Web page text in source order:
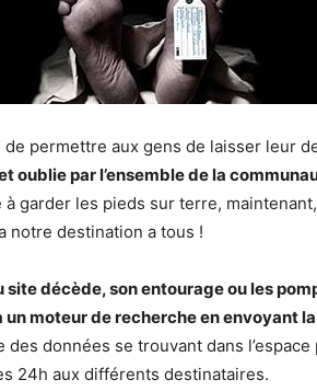
permettre aux gens de laisser leur
oublie par l’ensemble de la
à garder les pieds sur terre,
notre destination a tous !
site décède, son entourage ou les
moteur de recherche en envoyant
des données se trouvant dans
24h aux différents destinataires.